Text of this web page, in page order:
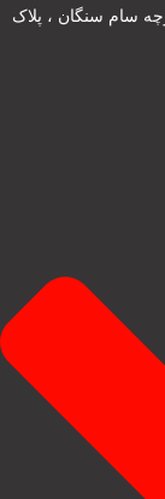
کوچه سام سنگان ، پلاک